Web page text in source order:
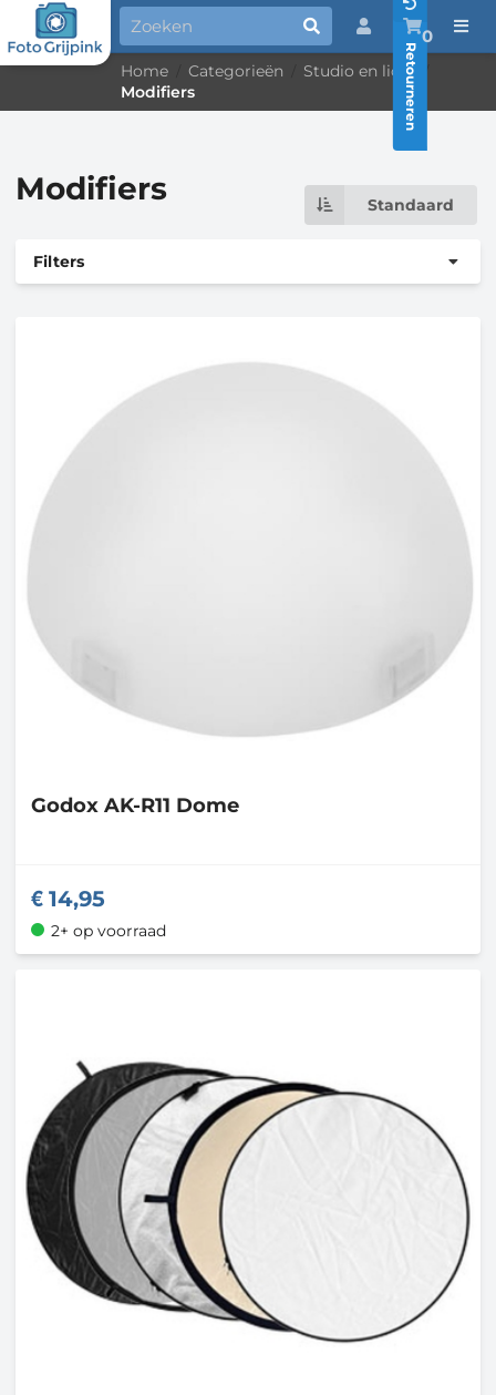
0
Retourneren
Home Categorieën Studio en licht
Modifiers
Modifiers Standaard
Filters
Godox AK-R11 Dome
14,95
2+ op voorraad